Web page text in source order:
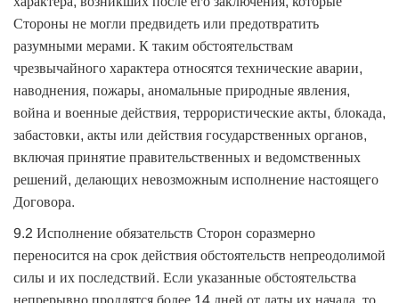
Стороны не могли предвидеть или предотвратить
разумными мерами. К таким обстоятельствам
чрезвычайного характера относятся технические аварии,
наводнения, пожары, аномальные природные явления,
война и военные действия, террористические акты, блокада,
забастовки, акты или действия государственных органов,
включая принятие правительственных и ведомственных
решений, делающих невозможным исполнение настоящего
Договора.
9.2 Исполнение обязательств Сторон соразмерно
переносится на срок действия обстоятельств непреодолимой
силы и их последствий. Если указанные обстоятельства
непрерывно продлятся более 14 дней от даты их начала, то